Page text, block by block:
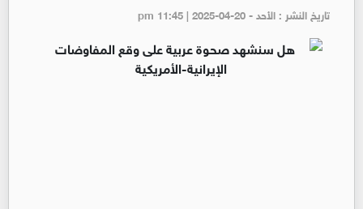
تاريخ النشر : الأحد - pm 11:45 | 2025-04-20